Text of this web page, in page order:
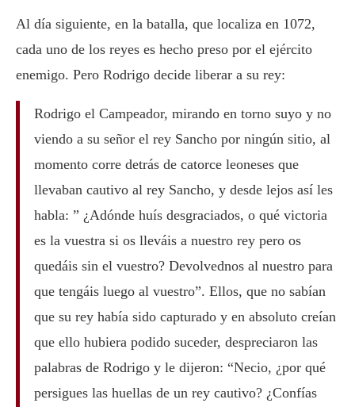
Al día siguiente, en la batalla, que localiza en 1072,
cada uno de los reyes es hecho preso por el ejército
enemigo. Pero Rodrigo decide liberar a su rey:
Rodrigo el Campeador, mirando en torno suyo y no
viendo a su señor el rey Sancho por ningún sitio, al
momento corre detrás de catorce leoneses que
llevaban cautivo al rey Sancho, y desde lejos así les
habla: ” ¿Adónde huís desgraciados, o qué victoria
es la vuestra si os lleváis a nuestro rey pero os
quedáis sin el vuestro? Devolvednos al nuestro para
que tengáis luego al vuestro”. Ellos, que no sabían
que su rey había sido capturado y en absoluto creían
que ello hubiera podido suceder, despreciaron las
palabras de Rodrigo y le dijeron: “Necio, ¿por qué
persigues las huellas de un rey cautivo? ¿Confías